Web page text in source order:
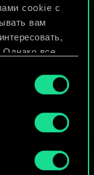
cookie с
вам
Однако все
как мы